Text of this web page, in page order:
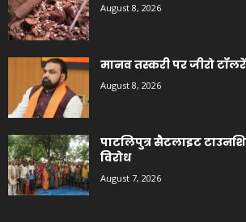
August 8, 2026
मानव तस्करी पर जीरो
August 8, 2026
पाटलिपुत्र सैटलाइट
विरोध
August 7, 2026